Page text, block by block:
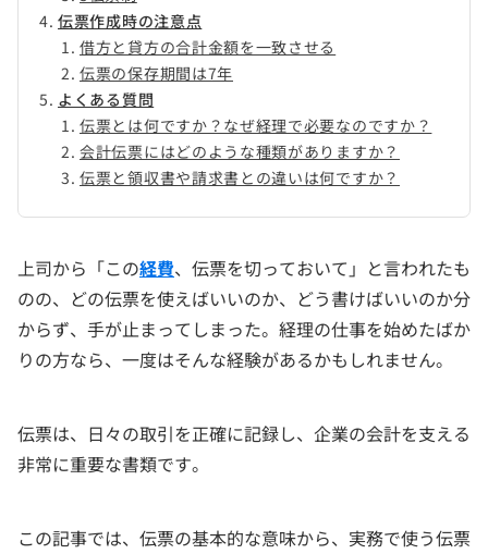
伝票作成時の注意点
借方と貸方の合計金額を一致させる
伝票の保存期間は7年
よくある質問
伝票とは何ですか？なぜ経理で必要なのですか？
会計伝票にはどのような種類がありますか？
伝票と領収書や請求書との違いは何ですか？
上司から「この経費、伝票を切っておいて」と言われたも
のの、どの伝票を使えばいいのか、どう書けばいいのか分
からず、手が止まってしまった。経理の仕事を始めたばか
りの方なら、一度はそんな経験があるかもしれません。
伝票は、日々の取引を正確に記録し、企業の会計を支える
非常に重要な書類です。
この記事では、伝票の基本的な意味から、実務で使う伝票